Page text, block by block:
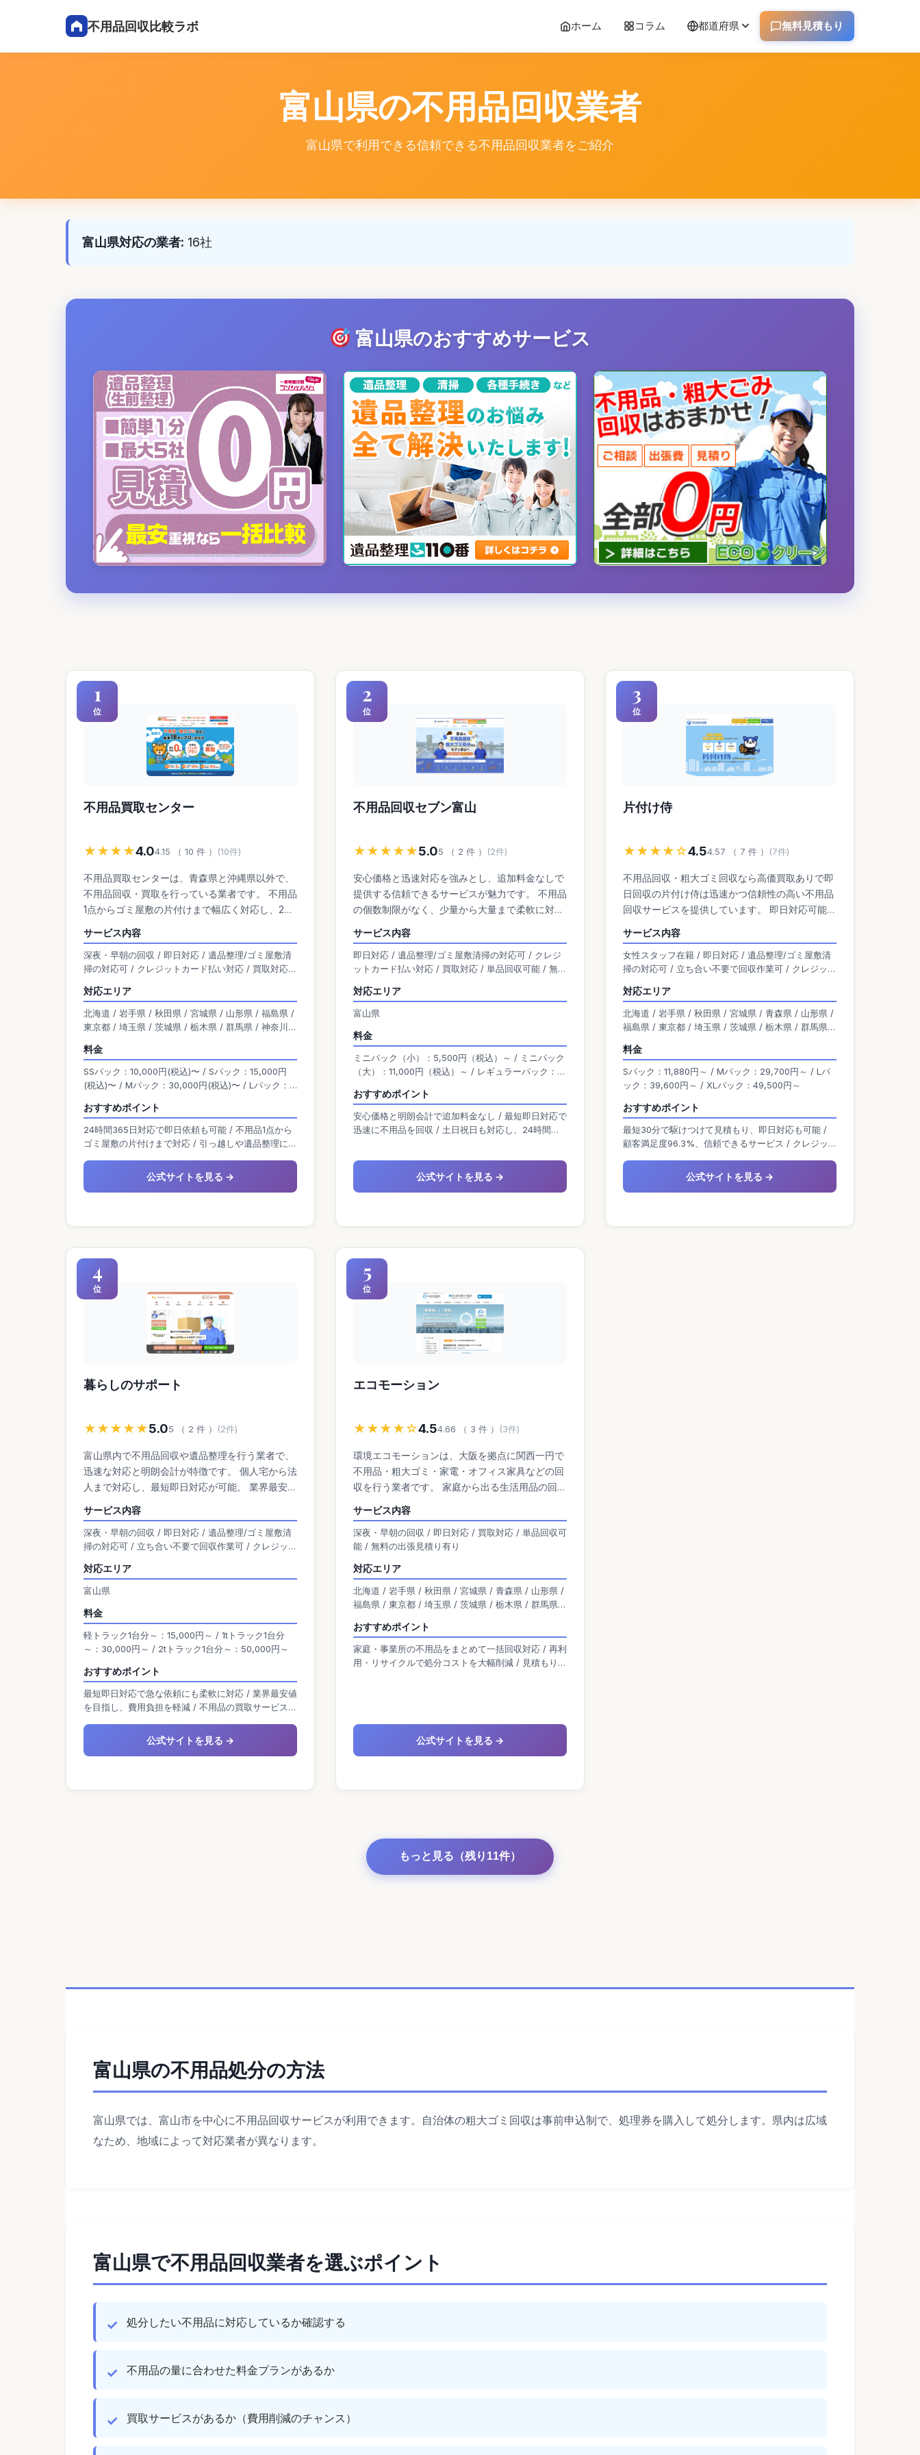
不用品回収比較ラボ ホーム コラム 都道府県 無料見積もり
富山県の不用品回収業者
富山県で利用できる信頼できる不用品回収業者をご紹介
富山県対応の業者: 16社
富山県のおすすめサービス
1
位
不用品買取センター
★★★★4.04.15 （ 10 件 ） (10件)
不用品買取センターは、青森県と沖縄県以外で、
不用品回収・買取を行っている業者です。 不用品
1点からゴミ屋敷の片付けまで幅広く対応し、24
時間365日受付・即日対応が可能です。 見積も
り・出張費・深夜割増が無料で、追加料金の心配
もありません。 柔軟なサービス体制が整ってお
り、引っ越しや遺品整理、急な片付けなどにも迅
速に対応しています。
サービス内容
深夜・早朝の回収 / 即日対応 / 遺品整理/ゴミ屋敷清
掃の対応可 / クレジットカード払い対応 / 買取対応 /
対応エリア
北海道 / 岩手県 / 秋田県 / 宮城県 / 山形県 / 福島県 /
東京都 / 埼玉県 / 茨城県 / 栃木県 / 群馬県 / 神奈川県
/ 長野県 / 岐阜県 / 静岡県 / 愛知県 / 大阪府 / 京都府
/ 滋賀県 / 兵庫県 / 奈良県 / 三重県 / 和歌山県 / 岡山
県 / 広島県 / 島根県 / 鳥取県 / 山口県 / 香川県 / 愛媛
県 / 鹿児島県 / 沖縄県 / 大分県 / 長崎県
料金
SSパック：10,000円(税込)〜 / Sパック：15,000円
(税込)〜 / Mパック：30,000円(税込)〜 / Lパック：
3Lパック：お見積り・要相談
おすすめポイント
24時間365日対応で即日依頼も可能 / 不用品1点から
ゴミ屋敷の片付けまで対応 / 引っ越しや遺品整理にも
公式サイトを見る →
2
位
不用品回収セブン富山
★★★★★5.05 （ 2 件 ） (2件)
安心価格と迅速対応を強みとし、追加料金なしで
提供する信頼できるサービスが魅力です。 不用品
の個数制限がなく、少量から大量まで柔軟に対応
可能です。 また、24時間365日の受付に加え、土
日祝日も対応しているため、利用者の都合に合わ
せて回収を依頼できる点も好評です。 買取サービ
スもあり、回収費用を抑えられることも魅力の一
つです。
サービス内容
即日対応 / 遺品整理/ゴミ屋敷清掃の対応可 / クレジ
ットカード払い対応 / 買取対応 / 単品回収可能 / 無料
対応エリア
富山県
料金
ミニパック（小）：5,500円（税込）～ / ミニパック
（大）：11,000円（税込）～ / レギュラーパック：
33,000円（税込）～ / ファミリーパック（大）：
55,000円（税込）～
おすすめポイント
安心価格と明朗会計で追加料金なし / 最短即日対応で
迅速に不用品を回収 / 土日祝日も対応し、24時間
公式サイトを見る →
3
位
片付け侍
★★★★☆4.54.57 （ 7 件 ） (7件)
不用品回収・粗大ゴミ回収なら高価買取ありで即
日回収の片付け侍は迅速かつ信頼性の高い不用品
回収サービスを提供しています。 即日対応可能
で、事前見積もり無料、追加費用なし、出張費無
料、キャンセル無料などのサービスが特徴です。
また、買取も同時に行い、プライバシー保護や高
い顧客満足度を誇っています。 自社の買取ノウハ
ウを生かし、買取おすすめ比較の窓口の運営も行
っています。 奈良県の方は、出張買取の窓口｜リ
サイクルショップが高価買取をご覧ください。
サービス内容
女性スタッフ在籍 / 即日対応 / 遺品整理/ゴミ屋敷清
掃の対応可 / 立ち合い不要で回収作業可 / クレジット
張見積り有り
対応エリア
北海道 / 岩手県 / 秋田県 / 宮城県 / 青森県 / 山形県 /
福島県 / 東京都 / 埼玉県 / 茨城県 / 栃木県 / 群馬県 /
/ 山梨県 / 長野県 / 岐阜県 / 静岡県 / 愛知県 / 大阪府
/ 京都府 / 滋賀県 / 兵庫県 / 奈良県 / 三重県 / 和歌山
県 / 岡山県 / 広島県 / 島根県 / 鳥取県 / 山口県 / 香川
県 / 福岡県 / 鹿児島県 / 沖縄県 / 大分県 / 長崎県
料金
Sパック：11,880円～ / Mパック：29,700円～ / Lパ
ック：39,600円～ / XLパック：49,500円～
おすすめポイント
最短30分で駆けつけて見積もり、即日対応も可能 /
顧客満足度96.3%、信頼できるサービス / クレジッ
公式サイトを見る →
4
位
暮らしのサポート
★★★★★5.05 （ 2 件 ） (2件)
富山県内で不用品回収や遺品整理を行う業者で、
迅速な対応と明朗会計が特徴です。 個人宅から法
人まで対応し、最短即日対応が可能。 業界最安値
を目指しており、買取サービスもあるため、回収
費用を抑えながら効率的に不用品処分ができま
す。 土日祝日や夜間対応もあり、幅広いニーズに
応える便利なサービスを提供しています。
サービス内容
深夜・早朝の回収 / 即日対応 / 遺品整理/ゴミ屋敷清
掃の対応可 / 立ち合い不要で回収作業可 / クレジット
張見積り有り
対応エリア
富山県
料金
軽トラック1台分～：15,000円～ / 1tトラック1台分
～：30,000円～ / 2tトラック1台分～：50,000円～
おすすめポイント
最短即日対応で急な依頼にも柔軟に対応 / 業界最安値
を目指し、費用負担を軽減 / 不用品の買取サービスで
公式サイトを見る →
5
位
エコモーション
★★★★☆4.54.66 （ 3 件 ） (3件)
環境エコモーションは、大阪を拠点に関西一円で
不用品・粗大ゴミ・家電・オフィス家具などの回
収を行う業者です。 家庭から出る生活用品の回収
はもちろん、事務所・店舗の移転や閉店時の大量
回収にも対応。 再利用・再資源化を重視し、リサ
イクルによる処分コスト削減を実現しています。
サービス内容
深夜・早朝の回収 / 即日対応 / 買取対応 / 単品回収可
能 / 無料の出張見積り有り
対応エリア
北海道 / 岩手県 / 秋田県 / 宮城県 / 青森県 / 山形県 /
福島県 / 東京都 / 埼玉県 / 茨城県 / 栃木県 / 群馬県 /
/ 山梨県 / 長野県 / 岐阜県 / 静岡県 / 愛知県 / 大阪府
/ 京都府 / 滋賀県 / 兵庫県 / 奈良県 / 三重県 / 和歌山
県 / 岡山県 / 広島県 / 島根県 / 鳥取県 / 山口県 / 香川
おすすめポイント
家庭・事業所の不用品をまとめて一括回収対応 / 再利
用・リサイクルで処分コストを大幅削減 / 見積もり後
公式サイトを見る →
もっと見る（残り11件）
富山県の不用品処分の方法
富山県では、富山市を中心に不用品回収サービスが利用できます。自治体の粗大ゴミ回収は事前申込制で、処理券を購入して処分します。県内は広域
なため、地域によって対応業者が異なります。
富山県で不用品回収業者を選ぶポイント
処分したい不用品に対応しているか確認する
不用品の量に合わせた料金プランがあるか
買取サービスがあるか（費用削減のチャンス）